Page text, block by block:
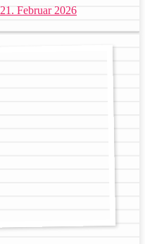
21. Februar 2026